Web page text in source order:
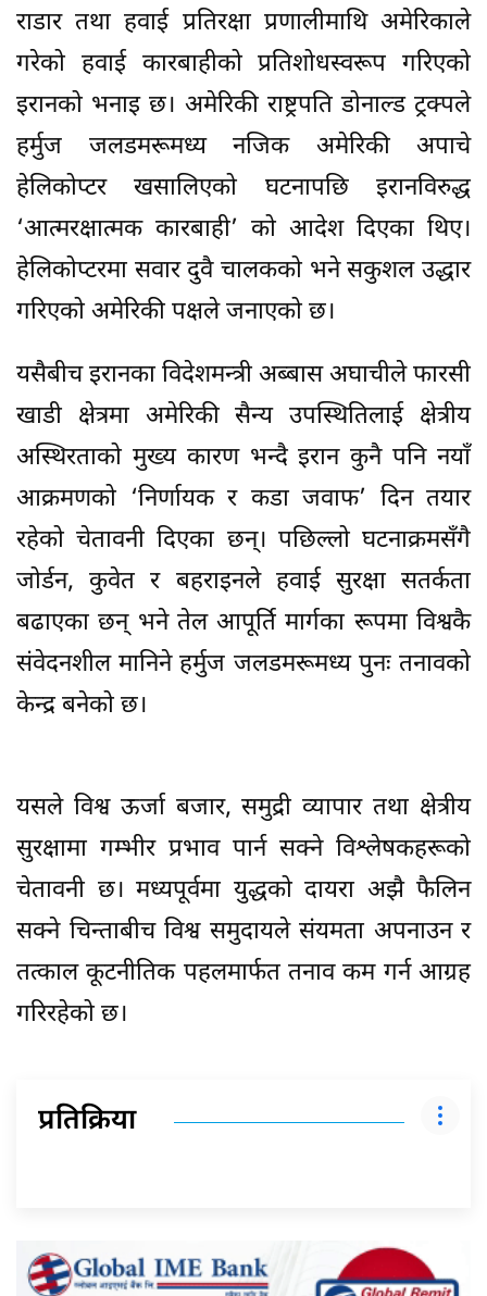
राडार तथा हवाई प्रतिरक्षा प्रणालीमाथि अमेरिकाले
गरेको हवाई कारबाहीको प्रतिशोधस्वरूप गरिएको
इरानको भनाइ छ। अमेरिकी राष्ट्रपति डोनाल्ड ट्रक्पले
हर्मुज जलडमरूमध्य नजिक अमेरिकी अपाचे
हेलिकोप्टर खसालिएको घटनापछि इरानविरुद्ध
‘आत्मरक्षात्मक कारबाही’ को आदेश दिएका थिए।
हेलिकोप्टरमा सवार दुवै चालकको भने सकुशल उद्धार
गरिएको अमेरिकी पक्षले जनाएको छ।
यसैबीच इरानका विदेशमन्त्री अब्बास अघाचीले फारसी
खाडी क्षेत्रमा अमेरिकी सैन्य उपस्थितिलाई क्षेत्रीय
अस्थिरताको मुख्य कारण भन्दै इरान कुनै पनि नयाँ
आक्रमणको ‘निर्णायक र कडा जवाफ’ दिन तयार
रहेको चेतावनी दिएका छन्। पछिल्लो घटनाक्रमसँगै
जोर्डन, कुवेत र बहराइनले हवाई सुरक्षा सतर्कता
बढाएका छन् भने तेल आपूर्ति मार्गका रूपमा विश्वकै
संवेदनशील मानिने हर्मुज जलडमरूमध्य पुनः तनावको
केन्द्र बनेको छ।
यसले विश्व ऊर्जा बजार, समुद्री व्यापार तथा क्षेत्रीय
सुरक्षामा गम्भीर प्रभाव पार्न सक्ने विश्लेषकहरूको
चेतावनी छ। मध्यपूर्वमा युद्धको दायरा अझै फैलिन
सक्ने चिन्ताबीच विश्व समुदायले संयमता अपनाउन र
तत्काल कूटनीतिक पहलमार्फत तनाव कम गर्न आग्रह
गरिरहेको छ।
प्रतिक्रिया